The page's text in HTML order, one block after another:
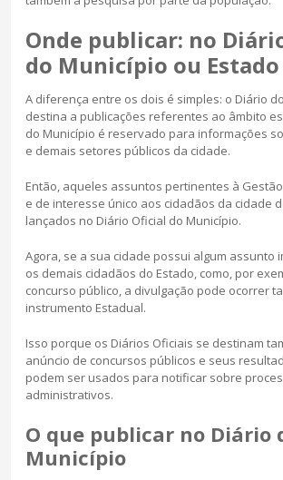
Onde publicar: no
do Município ou Estado
A diferença entre os dois é simples: o Diário
destina a publicações referentes ao âmbito
do Município é reservado para informações
e demais setores públicos da cidade.
Então, aqueles assuntos pertinentes à
e de interesse único aos cidadãos da cidade
lançados no Diário Oficial do Município.
Agora, se a sua cidade possui algum assunto
os demais cidadãos do Estado, como, por
concurso público, a divulgação pode ocorrer
instrumento Estadual.
Isso porque os Diários Oficiais se destinam
anúncio de concursos públicos e seus
podem ser usados para notificar sobre
administrativos.
O que publicar no Diário
Município